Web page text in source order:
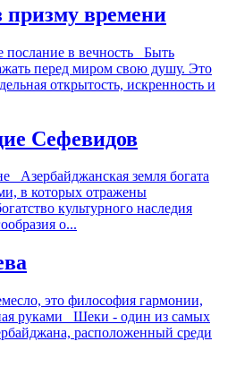
призму времени
послание в вечность Быть
перед миром свою душу. Это
открытость, искренность и
Сефевидов
Азербайджанская земля богата
в которых отражены
культурного наследия
о...
это философия гармонии,
руками Шеки - один из самых
расположенный среди